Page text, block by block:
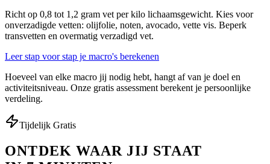
Richt op 0,8 tot 1,2 gram vet per kilo lichaamsgewicht. Kies voor
onverzadigde vetten: olijfolie, noten, avocado, vette vis. Beperk
transvetten en overmatig verzadigd vet.
Leer stap voor stap je macro's berekenen
Hoeveel van elke macro jij nodig hebt, hangt af van je doel en
activiteitsniveau. Onze gratis assessment berekent je persoonlijke
verdeling.
Tijdelijk Gratis
ONTDEK WAAR JIJ STAAT